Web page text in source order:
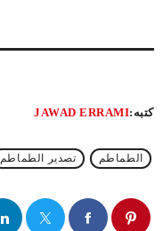
كتبه:JAWAD ERRAMI
الطماطم تصدير الطماطم